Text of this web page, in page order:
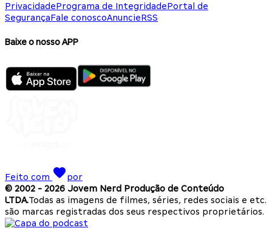
PrivacidadePrograma de IntegridadePortal de
SegurançaFale conoscoAnuncieRSS
Baixe o nosso APP
Feito com
por
© 2002 - 2026 Jovem Nerd Produção de Conteúdo
LTDA.Todas as imagens de filmes, séries, redes sociais e etc.
são marcas registradas dos seus respectivos proprietários.